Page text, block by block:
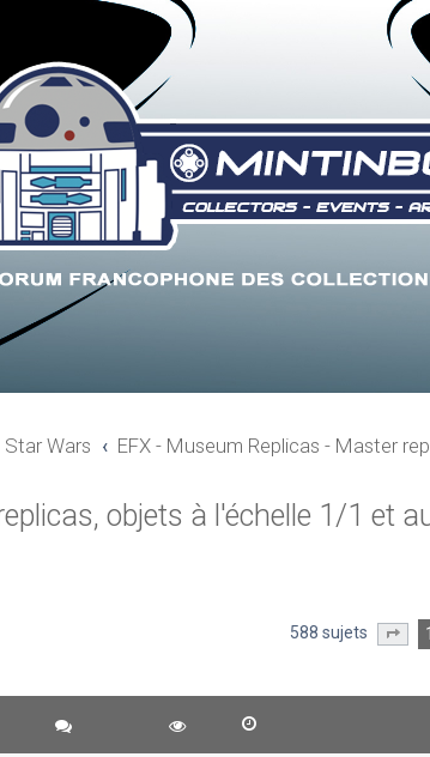
Wars EFX - Museum Replicas - Master
objets à l'échelle 1/1 et
588 sujets Page
1